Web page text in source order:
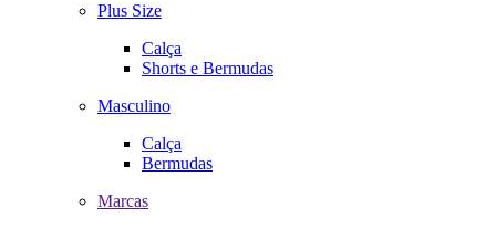
Plus Size
Calça
Shorts e Bermudas
Masculino
Calça
Bermudas
Marcas